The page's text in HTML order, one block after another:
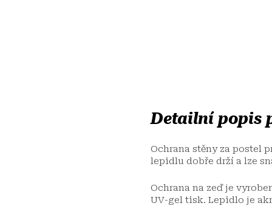
Detailní popis
Ochrana stěny za postel
lepidlu dobře drží a lze
Ochrana na zeď je
UV-gel tisk. Lepidlo je